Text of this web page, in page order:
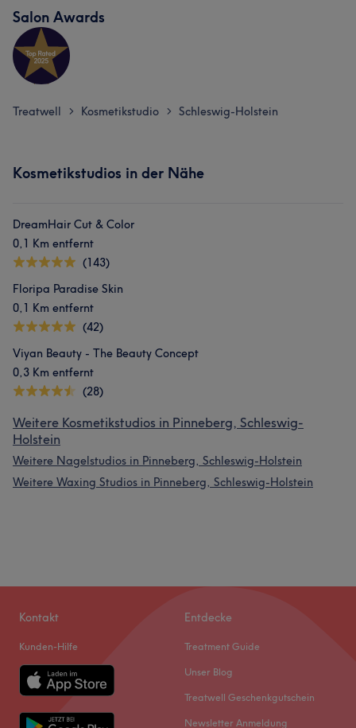
Salon Awards
Treatwell > Kosmetikstudio > Schleswig-Holstein
Kosmetikstudios in der Nähe
DreamHair Cut & Color
0,1 Km entfernt
(143)
Floripa Paradise Skin
0,1 Km entfernt
(42)
Viyan Beauty - The Beauty Concept
0,3 Km entfernt
(28)
Weitere Kosmetikstudios in Pinneberg, Schleswig-
Holstein
Weitere Nagelstudios in Pinneberg, Schleswig-Holstein
Weitere Waxing Studios in Pinneberg, Schleswig-Holstein
Kontakt
Kunden-Hilfe
Entdecke
Treatment Guide
Unser Blog
Treatwell Geschenkgutschein
Newsletter Anmeldung